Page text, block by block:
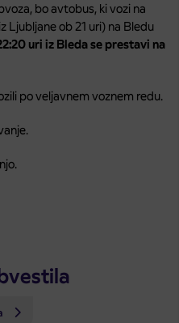
bo avtobus, ki vozi na
Ljubljane ob 21 uri) na Bledu
uri iz Bleda se prestavi na
po veljavnem voznem redu.